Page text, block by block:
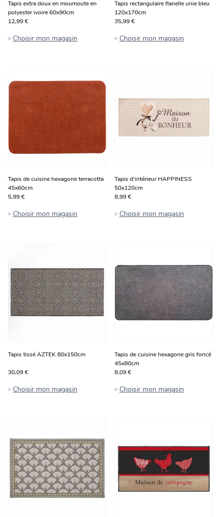
Tapis extra doux en moumoute en
polyester ivoire 60x90cm
12,99 €
Choisir mon magasin
Tapis rectangulaire flanelle unie bleu
120x170cm
35,99 €
Choisir mon magasin
Tapis de cuisine hexagone terracotta
45x60cm
5,99 €
Choisir mon magasin
Tapis d'intérieur HAPPINESS
50x120cm
8,99 €
Choisir mon magasin
Tapis tissé AZTEK 80x150cm
30,09 €
Choisir mon magasin
Tapis de cuisine hexagone gris foncé
45x80cm
8,09 €
Choisir mon magasin